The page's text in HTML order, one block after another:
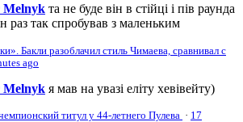
Melnyk та не буде він в стійці і пів раунда
раз так спробував з маленьким
Бакли разоблачил стиль Чимаева, сравнивал с
ago
Melnyk я мав на увазі еліту хевівейту)
титул у 44-летнего Пулева · 17